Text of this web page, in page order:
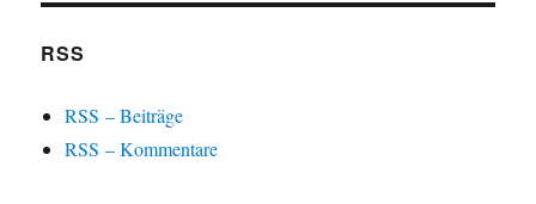
RSS
RSS – Beiträge
RSS – Kommentare